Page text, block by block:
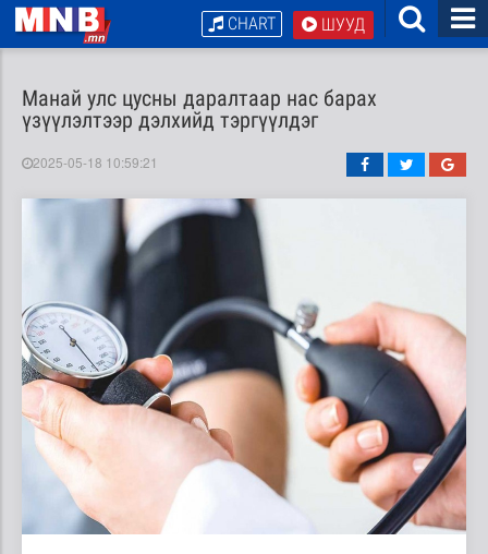
ШУУД
CHART
Манай улс цусны даралтаар нас барах
үзүүлэлтээр дэлхийд тэргүүлдэг
2025-05-18 10:59:21